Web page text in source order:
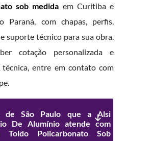
sob medida em Curitiba e
Paraná, com chapas, perfis,
suporte técnico para sua obra.
cotação personalizada e
técnica, entre em contato com
de São Paulo que a Alsi
De Alumínio atende com
Toldo Policarbonato Sob